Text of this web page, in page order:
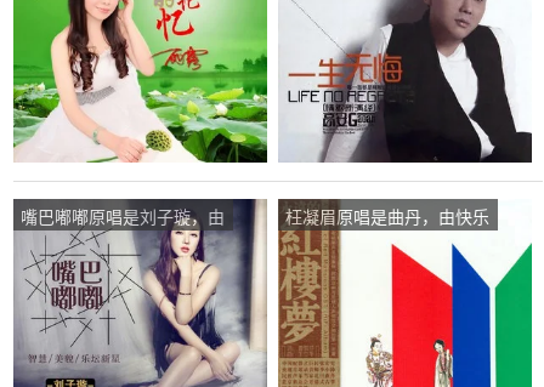
嘴巴嘟嘟原唱是刘子璇，由
快乐一生翻唱(播放:100)
枉凝眉原唱是曲丹，由快乐
一生翻唱(播放:29)